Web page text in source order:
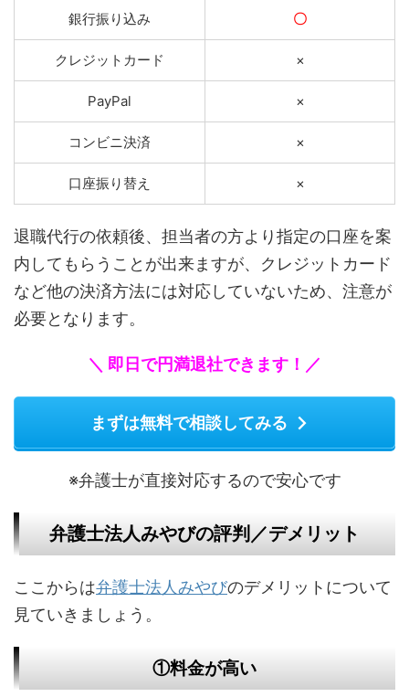
銀行振り込み 〇
クレジットカード ×
PayPal ×
コンビニ決済 ×
口座振り替え ×
退職代行の依頼後、担当者の方より指定の口座を案
内してもらうことが出来ますが、クレジットカード
など他の決済方法には対応していないため、注意が
必要となります。
＼ 即日で円満退社できます！／
まずは無料で相談してみる
※弁護士が直接対応するので安心です
弁護士法人みやびの評判／デメリット
ここからは弁護士法人みやびのデメリットについて
見ていきましょう。
①料金が高い